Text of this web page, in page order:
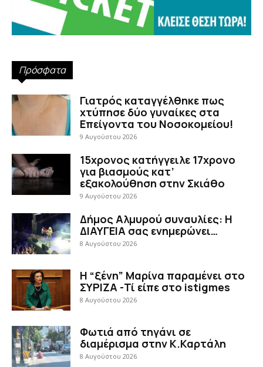
Πρόσφατα
Γιατρός καταγγέλθηκε πως
χτύπησε δύο γυναίκες στα
Επείγοντα του Νοσοκομείου!
9 Αυγούστου 2026
15χρονος κατήγγειλε 17χρονο
για βιασμούς κατ’
εξακολούθηση στην Σκιάθο
9 Αυγούστου 2026
Δήμος Αλμυρού συναυλίες: Η
ΔΙΑΥΓΕΙΑ σας ενημερώνει…
8 Αυγούστου 2026
Η “ξένη” Μαρίνα παραμένει στο
ΣΥΡΙΖΑ -Τί είπε στο istigmes
8 Αυγούστου 2026
Φωτιά από τηγάνι σε
διαμέρισμα στην Κ.Καρτάλη
8 Αυγούστου 2026